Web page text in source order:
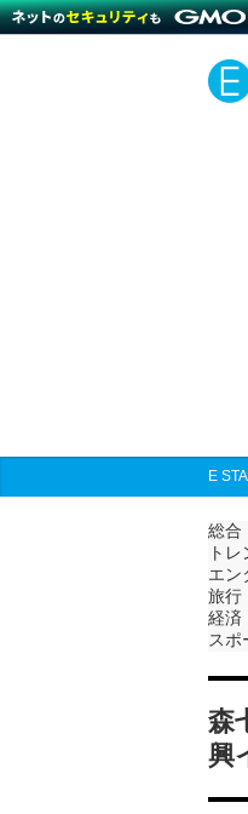
E
総合
トレ
エン
旅行
経済
スポ
森
興